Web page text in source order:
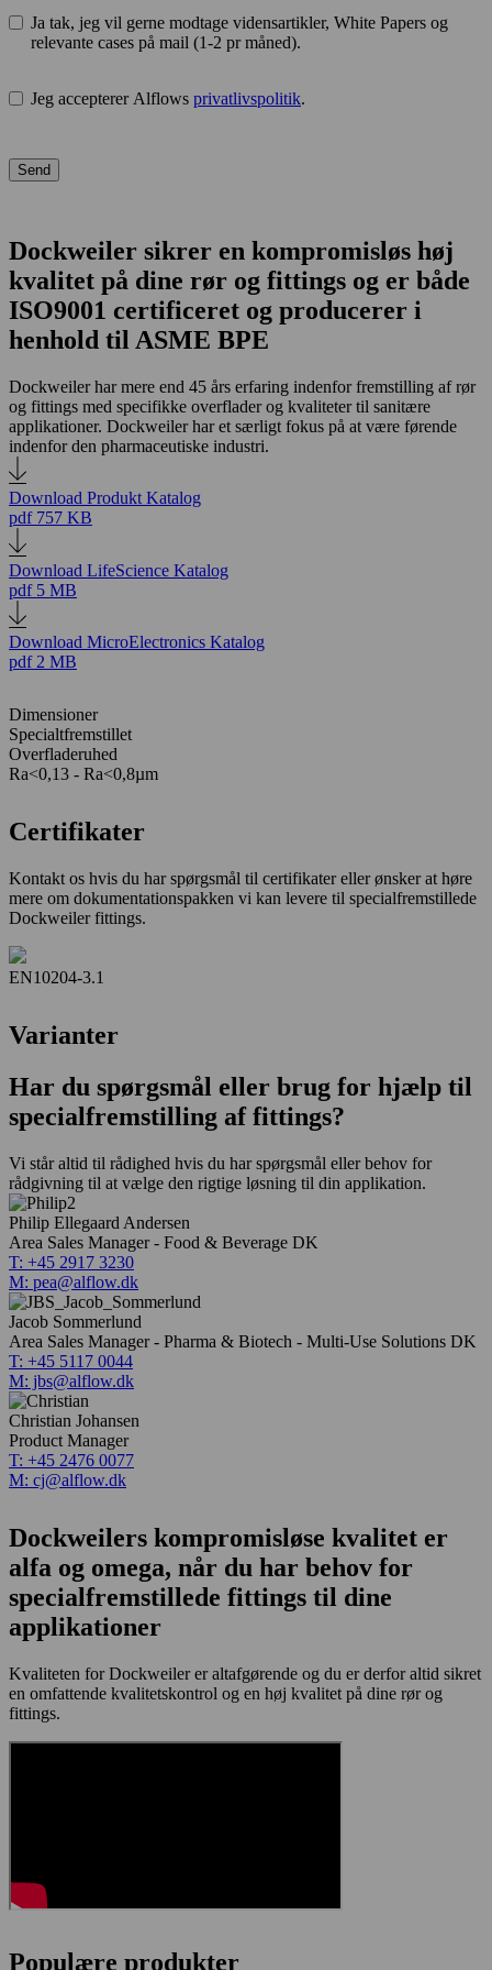
Ja tak, jeg vil gerne modtage vidensartikler, White Papers og
relevante cases på mail (1-2 pr måned).
Jeg accepterer Alflows privatlivspolitik.
Send
Dockweiler sikrer en kompromisløs høj
kvalitet på dine rør og fittings og er både
ISO9001 certificeret og producerer i
henhold til ASME BPE
Dockweiler har mere end 45 års erfaring indenfor fremstilling af rør
og fittings med specifikke overflader og kvaliteter til sanitære
applikationer. Dockweiler har et særligt fokus på at være førende
indenfor den pharmaceutiske industri.
Download Produkt Katalog
pdf 757 KB
Download LifeScience Katalog
pdf 5 MB
Download MicroElectronics Katalog
pdf 2 MB
Dimensioner
Specialtfremstillet
Overfladeruhed
Ra<0,13 - Ra<0,8µm
Certifikater
Kontakt os hvis du har spørgsmål til certifikater eller ønsker at høre
mere om dokumentationspakken vi kan levere til specialfremstillede
Dockweiler fittings.
EN10204-3.1
Varianter
Har du spørgsmål eller brug for hjælp til
specialfremstilling af fittings?
Vi står altid til rådighed hvis du har spørgsmål eller behov for
rådgivning til at vælge den rigtige løsning til din applikation.
Philip Ellegaard Andersen
Area Sales Manager - Food & Beverage DK
T: +45 2917 3230
M: pea@alflow.dk
Jacob Sommerlund
Area Sales Manager - Pharma & Biotech - Multi-Use Solutions DK
T: +45 5117 0044
M: jbs@alflow.dk
Christian Johansen
Product Manager
T: +45 2476 0077
M: cj@alflow.dk
Dockweilers kompromisløse kvalitet er
alfa og omega, når du har behov for
specialfremstillede fittings til dine
applikationer
Kvaliteten for Dockweiler er altafgørende og du er derfor altid sikret
en omfattende kvalitetskontrol og en høj kvalitet på dine rør og
fittings.
Populære produkter